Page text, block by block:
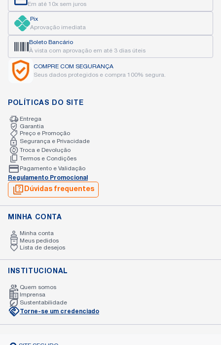
Em até 10x sem juros
Pix
Aprovação imediata
Boleto Bancário
À vista com aprovação em até 3 dias úteis
COMPRE COM SEGURANÇA
Seus dados protegidos e compra 100% segura.
POLÍTICAS DO SITE
Entrega
Garantia
Preço e Promoção
Segurança e Privacidade
Troca e Devolução
Termos e Condições
Pagamento e Validação
Regulamento Promocional
Dúvidas frequentes
MINHA CONTA
Minha conta
Meus pedidos
Lista de desejos
INSTITUCIONAL
Quem somos
Imprensa
Sustentabilidade
Torne-se um credenciado